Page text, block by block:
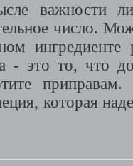
важности
число.
ингредиенте
- это то, что
которая